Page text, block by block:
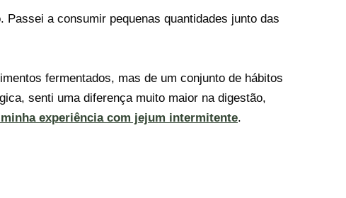
a consumir pequenas quantidades junto das
fermentados, mas de um conjunto de hábitos
senti uma diferença muito maior na digestão,
experiência com jejum intermitente.